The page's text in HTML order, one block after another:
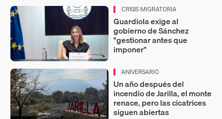
CRISIS MIGRATORIA
Guardiola exige al
gobierno de Sánchez
"gestionar antes que
imponer"
ANIVERSARIO
Un año después del
incendio de Jarilla, el monte
renace, pero las cicatrices
siguen abiertas